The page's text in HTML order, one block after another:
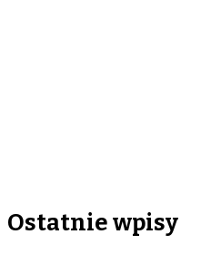
Ostatnie wpisy